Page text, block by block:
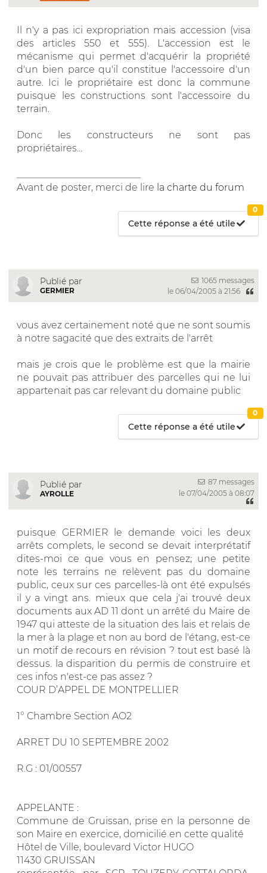
Il n'y a pas ici expropriation mais accession (visa
des articles 550 et 555). L'accession est le
mécanisme qui permet d'acquérir la propriété
d'un bien parce qu'il constitue l'accessoire d'un
autre. Ici le propriétaire est donc la commune
puisque les constructions sont l'accessoire du
terrain.
Donc les constructeurs ne sont pas
propriétaires...
Avant de poster, merci de lire la charte du forum
Cette réponse a été utile
0
Publié par
GERMIER
1065 messages
le 06/04/2005 à 21:56
vous avez certainement noté que ne sont soumis
à notre sagacité que des extraits de l'arrêt
mais je crois que le problème est que la mairie
ne pouvait pas attribuer des parcelles qui ne lui
appartenait pas car relevant du domaine public
Cette réponse a été utile
0
Publié par
AYROLLE
87 messages
le 07/04/2005 à 08:07
puisque GERMIER le demande voici les deux
arrêts complets, le second se devait interprétatif
dites-moi ce que vous en pensez; une petite
note les terrains ne relèvent pas du domaine
public, ceux sur ces parcelles-là ont été expulsés
il y a vingt ans. mieux que cela j'ai trouvé deux
documents aux AD 11 dont un arrêté du Maire de
1947 qui atteste de la situation des lais et relais de
la mer à la plage et non au bord de l'étang, est-ce
un motif de recours en révision ? tout est basé là
dessus. la disparition du permis de construire et
ces infos n'est-ce pas assez ?
COUR D’APPEL DE MONTPELLIER
1° Chambre Section AO2
ARRET DU 10 SEPTEMBRE 2002
R.G : 01/00557
APPELANTE :
Commune de Gruissan, prise en la personne de
son Maire en exercice, domicilié en cette qualité
Hôtel de Ville, boulevard Victor HUGO
11430 GRUISSAN